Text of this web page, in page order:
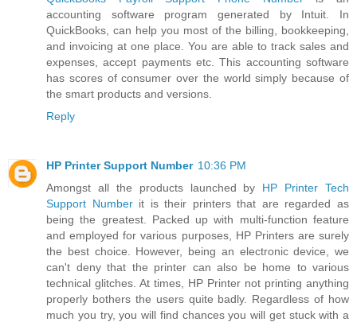
accounting software program generated by Intuit. In
QuickBooks, can help you most of the billing, bookkeeping,
and invoicing at one place. You are able to track sales and
expenses, accept payments etc. This accounting software
has scores of consumer over the world simply because of
the smart products and versions.
Reply
HP Printer Support Number 10:36 PM
Amongst all the products launched by HP Printer Tech
Support Numberit is their printers that are regarded as
being the greatest. Packed up with multi-function feature
and employed for various purposes, HP Printers are surely
the best choice. However, being an electronic device, we
can't deny that the printer can also be home to various
technical glitches. At times, HP Printer not printing anything
properly bothers the users quite badly. Regardless of how
much you try, you will find chances you will get stuck with a